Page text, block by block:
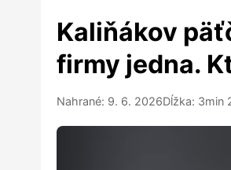
Kaliňákov
firmy jedna.
Nahrané: 9. 6. 2026Dĺžka: 3min